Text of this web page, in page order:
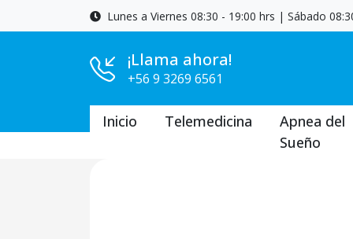
Lunes a Viernes 08:30 - 19:00 hrs | Sábado
¡Llama ahora!
+56 9 3269 6561
Inicio Telemedicina
Apnea del
Sueño